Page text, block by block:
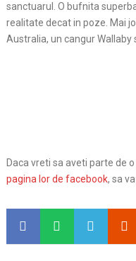
sanctuarul. O bufnita
realitate decat in poze. Mai
Australia, un cangur Wallaby
Daca vreti sa aveti parte de
pagina lor de facebook, sa